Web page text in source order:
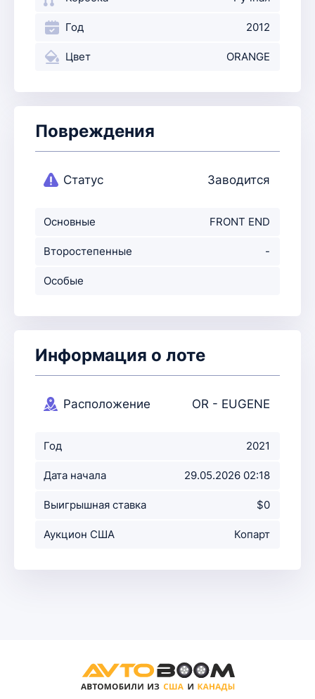
Год 2012
Цвет ORANGE
Повреждения
Статус Заводится
Основные
повреждения
FRONT END
Второстепенные
повр-ния
-
Особые
Информация о лоте
Расположение
OR - EUGENE
Год 2021
Дата начала
аукциона
29.05.2026 02:18
Выигрышная ставка $0
Аукцион США Копарт